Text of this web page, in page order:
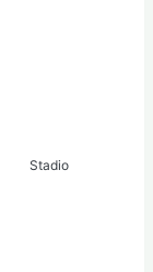
Stadio